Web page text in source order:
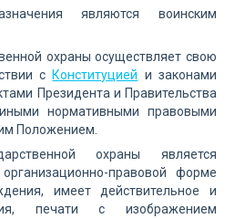
являются воинским
охраны осуществляет свою
с Конституцией и законами
Президента и Правительства
иными нормативными правовыми
Положением.
охраны является
правовой форме
имеет действительное и
печати с изображением